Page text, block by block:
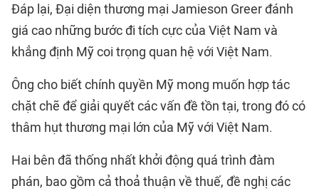
Đáp lại, Đại diện thương mại Jamieson Greer đánh
giá cao những bước đi tích cực của Việt Nam và
khẳng định Mỹ coi trọng quan hệ với Việt Nam.
Ông cho biết chính quyền Mỹ mong muốn hợp tác
chặt chẽ để giải quyết các vấn đề tồn tại, trong đó có
thâm hụt thương mại lớn của Mỹ với Việt Nam.
Hai bên đã thống nhất khởi động quá trình đàm
phán, bao gồm cả thoả thuận về thuế, đề nghị các